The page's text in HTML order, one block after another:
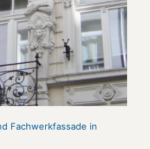
Fachwerkfassade in